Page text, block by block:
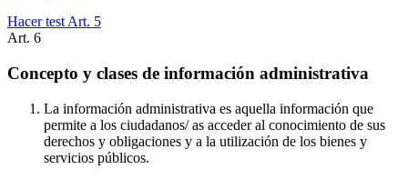
Hacer test Art. 5
Art. 6
Concepto y clases de información administrativa
La información administrativa es aquella información que
permite a los ciudadanos/ as acceder al conocimiento de sus
derechos y obligaciones y a la utilización de los bienes y
servicios públicos.